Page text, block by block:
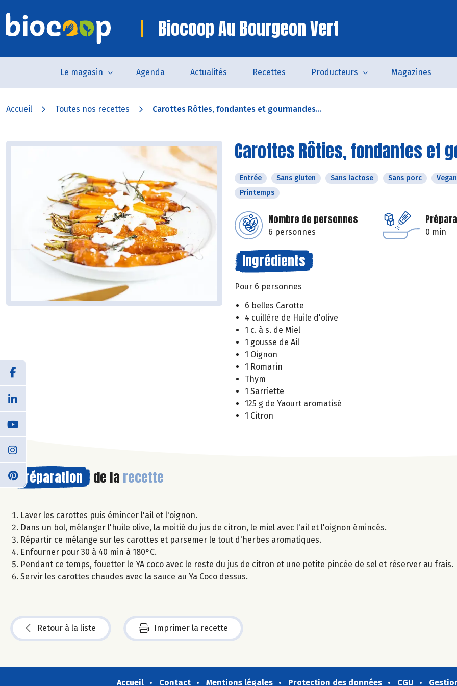
Biocoop Au Bourgeon Vert
Le magasin Agenda Actualités Recettes Producteurs Magazines
Accueil Toutes nos recettes Carottes Rôties, fondantes et gourmandes...
Carottes Rôties, fondantes et
Entrée Sans gluten Sans lactose Sans porc Vegan
Printemps
Nombre de personnes
6 personnes 0 min
Ingrédients
Pour 6 personnes
6 belles Carotte
4 cuillère de Huile d'olive
1 c. à s. de Miel
1 gousse de Ail
1 Oignon
1 Romarin
Thym
1 Sarriette
125 g de Yaourt aromatisé
1 Citron
Préparation de la recette
Laver les carottes puis émincer l'ail et l'oignon.
Dans un bol, mélanger l'huile olive, la moitié du jus de citron, le miel avec l'ail et l'oignon émincés.
Répartir ce mélange sur les carottes et parsemer le tout d'herbes aromatiques.
Enfourner pour 30 à 40 min à 180°C.
Pendant ce temps, fouetter le YA coco avec le reste du jus de citron et une petite pincée de sel et réserver au frais.
Servir les carottes chaudes avec la sauce au Ya Coco dessus.
Retour à la liste Imprimer la recette
Accueil Contact Mentions légales Protection des données CGU